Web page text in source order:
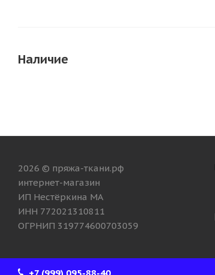
Наличие
2026 © пряжа-ткани.рф
интернет-магазин
ИП Нестёркина МА
ИНН 772021310811
ОГРНИП 319774600703059